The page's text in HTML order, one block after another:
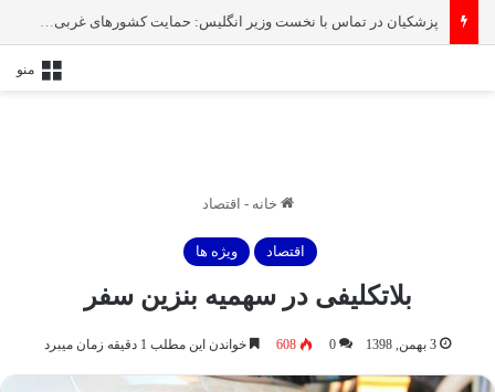
پزشکیان در تماس با نخست‌ وزیر انگلیس: حمایت کشور‌های غربی از رژیم صهیونیستی امنیت منطقه و جهان را به خطر انداخته است
منو
خانه - اقتصاد
اقتصاد ویژه ها
بلاتکلیفی در سهمیه بنزین سفر
3 بهمن, 1398 0
608 خواندن این مطلب 1 دقیقه زمان میبرد